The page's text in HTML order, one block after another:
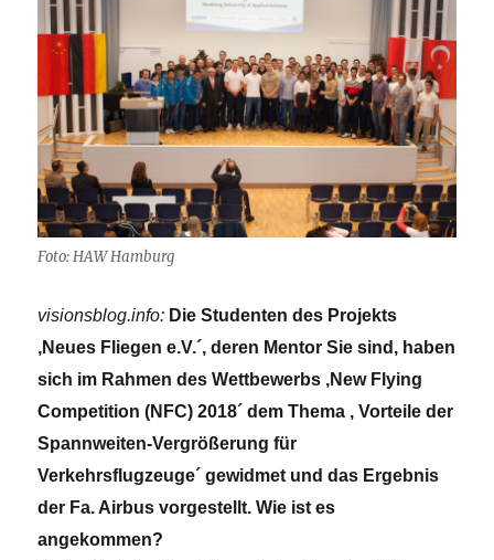
Foto: HAW Hamburg
visionsblog.info: Die Studenten des Projekts
,Neues Fliegen e.V.´, deren Mentor Sie sind, haben
sich im Rahmen des Wettbewerbs ,New Flying
Competition (NFC) 2018´ dem Thema , Vorteile der
Spannweiten-Vergrößerung für
Verkehrsflugzeuge´ gewidmet und das Ergebnis
der Fa. Airbus vorgestellt. Wie ist es
angekommen?